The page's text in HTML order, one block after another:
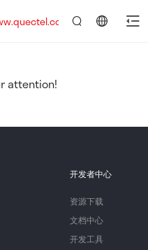
attention!
开发者中心
资源下载
文档中心
开发工具